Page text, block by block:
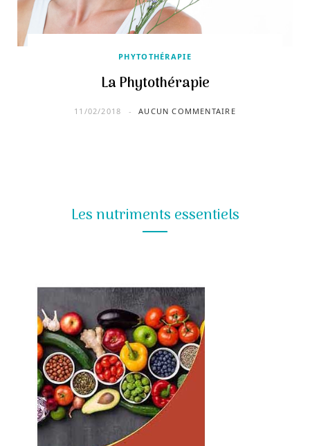
PHYTOTHÉRAPIE
La Phytothérapie
11/02/2018 AUCUN COMMENTAIRE
Les nutriments essentiels